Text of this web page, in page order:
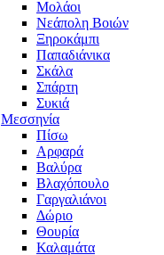
Μολάοι
Νεάπολη Βοιών
Ξηροκάμπι
Παπαδιάνικα
Σκάλα
Σπάρτη
Συκιά
Μεσσηνία
Πίσω
Αρφαρά
Βαλύρα
Βλαχόπουλο
Γαργαλιάνοι
Δώριο
Θουρία
Καλαμάτα